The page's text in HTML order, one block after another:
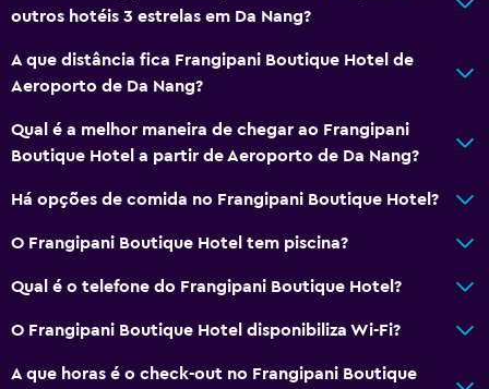
outros hotéis 3 estrelas em Da Nang?
A que distância fica Frangipani Boutique Hotel de
Aeroporto de Da Nang?
Qual é a melhor maneira de chegar ao Frangipani
Boutique Hotel a partir de Aeroporto de Da Nang?
Há opções de comida no Frangipani Boutique Hotel?
O Frangipani Boutique Hotel tem piscina?
Qual é o telefone do Frangipani Boutique Hotel?
O Frangipani Boutique Hotel disponibiliza Wi-Fi?
A que horas é o check-out no Frangipani Boutique